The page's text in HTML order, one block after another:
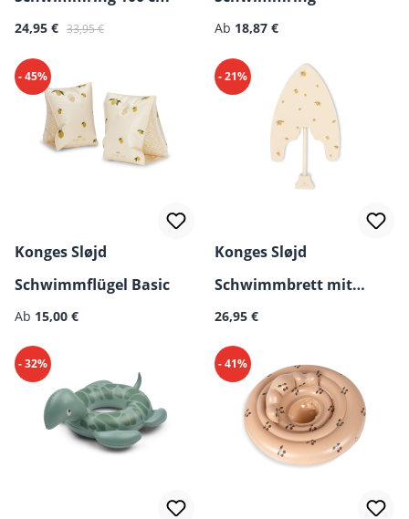
Verkaufspreis:
24,95 € Regulärer Preis:
33,95 € Regulärer Preis:
Ab 18,87 €
- 45%
Konges Sløjd
Schwimmflügel Basic
Regulärer Preis:
Ab 15,00 €
- 21%
Konges Sløjd
Schwimmbrett mit
Wasserspritzer
Regulärer Preis:
26,95 €
- 32% - 41%